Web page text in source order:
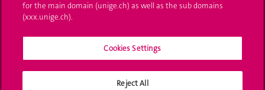
Médias
Offres d'emploi
Bibliothèque
for the main domain (unige.ch) as well as the sub domains
(xxx.unige.ch).
Cookies Settings
Reject All